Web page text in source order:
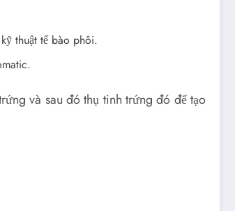
thuật tế bào phôi.
và sau đó thụ tinh trứng đó để tạo